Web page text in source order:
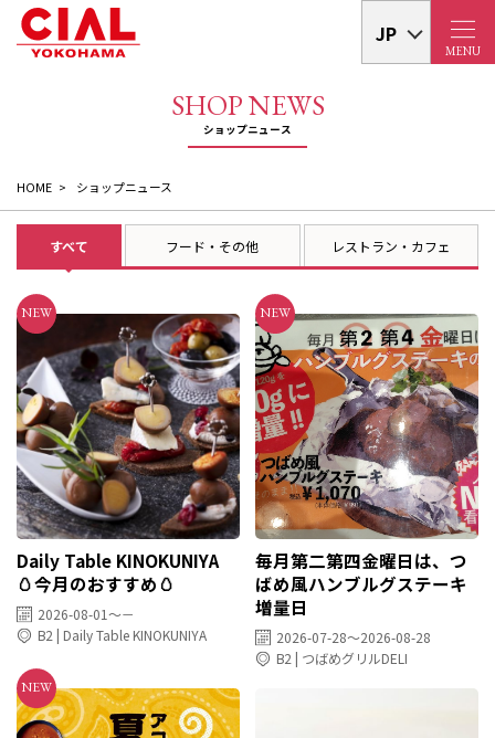
MENU
JP
HOME ショップニュース
すべて フード・その他 レストラン・カフェ
Daily Table KINOKUNIYA
🥚今月のおすすめ🥚
2026-08-01～－
B2 | Daily Table KINOKUNIYA
毎月第二第四金曜日は、つ
ばめ風ハンブルグステーキ
増量日
2026-07-28～2026-08-28
B2 | つばめグリルDELI